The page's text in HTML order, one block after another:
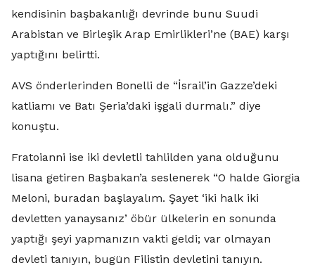
kendisinin başbakanlığı devrinde bunu Suudi
Arabistan ve Birleşik Arap Emirlikleri’ne (BAE) karşı
yaptığını belirtti.
AVS önderlerinden Bonelli de “İsrail’in Gazze’deki
katliamı ve Batı Şeria’daki işgali durmalı.” diye
konuştu.
Fratoianni ise iki devletli tahlilden yana olduğunu
lisana getiren Başbakan’a seslenerek “O halde Giorgia
Meloni, buradan başlayalım. Şayet ‘iki halk iki
devletten yanaysanız’ öbür ülkelerin en sonunda
yaptığı şeyi yapmanızın vakti geldi; var olmayan
devleti tanıyın, bugün Filistin devletini tanıyın.